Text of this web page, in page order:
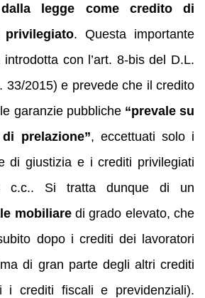
dalla legge come credito di
. Questa importante
con l’art. 8-bis del D.L.
33/2015) e prevede che il credito
garanzie pubbliche “prevale su
prelazione”, eccettuati solo i
di giustizia e i crediti privilegiati
c.c.. Si tratta dunque di un
mobiliaredi grado elevato, che
dopo i crediti dei lavoratori
di gran parte degli altri crediti
i crediti fiscali e previdenziali).